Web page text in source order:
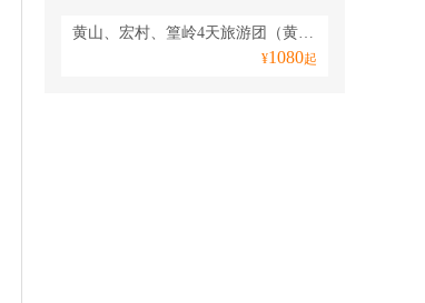
黄山、宏村、篁岭4天旅游团（黄山全景路线、中午出发、徽州人气大环线）
¥1080起